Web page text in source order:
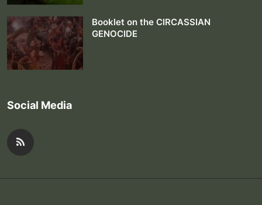
Booklet on the CIRCASSIAN
GENOCIDE
Social Media